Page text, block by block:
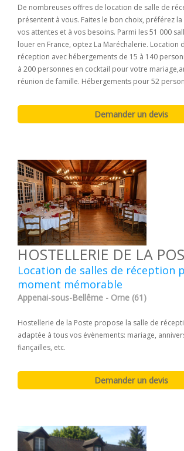
De nombreuses offres de location de salle de
présentent à vous. Faites le bon choix, préférez
vos attentes et à vos besoins. Parmi les 51 000
louer en France, optez La Maréchalerie. Location
réception avec hébergements de 15 à 140
à 200 personnes en cocktail pour votre
réunion de famille. Hébergements pour 52
HOSTELLERIE DE LA
Location de salles de réception
moment mémorable
Appenai-sous-Bellême - Orne (61)
Hostellerie de la Poste propose la salle de
adaptée à tous vos évènements: mariage,
fiançailles, etc.